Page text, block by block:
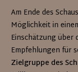
Am Ende des
Möglichkeit in
Einschätzung über
Empfehlungen für
Zielgruppe des